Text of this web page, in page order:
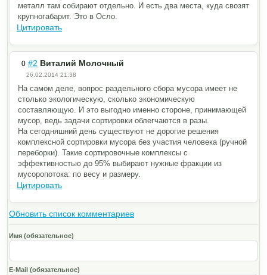
металл там собирают отдельно. И есть два места, куда свозят
крупногабарит. Это в Осло.
Цитировать
0 #2 Виталий Молочный
26.02.2014 21:38
На самом деле, вопрос раздельного сбора мусора имеет не
столько экологическую, сколько экономическую
составляющую. И это выгодно именно стороне, принимающей
мусор, ведь задачи сортировки облегчаются в разы.
На сегодняшний день существуют не дорогие решения
комплексной сортировки мусора без участия человека (ручной
переборки). Такие сортировочные комплексы с
эффективностью до 95% выбирают нужные фракции из
мусоропотока: по весу и размеру.
Цитировать
Обновить список комментариев
Имя (обязательное)
E-Mail (обязательное)